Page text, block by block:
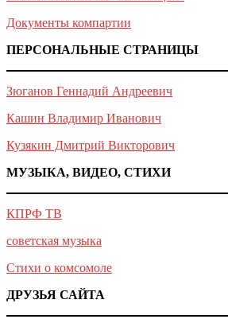
Документы компартии
ПЕРСОНАЛЬНЫЕ СТРАНИЦЫ
Зюганов Геннадий Андреевич
Кашин Владимир Иванович
Кузякин Дмитрий Викторович
МУЗЫКА, ВИДЕО, СТИХИ
КПРФ ТВ
советская музыка
Стихи о комсомоле
ДРУЗЬЯ САЙТА